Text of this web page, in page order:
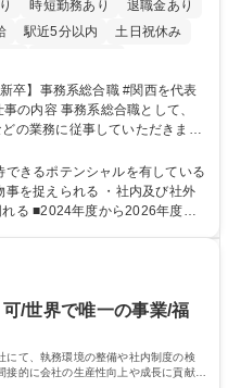
時短勤務あり
退職金あり
駅近5分以内
土日祝休み
の業務に従事していただきま
労業務 ■海外に関係する各種業
属
人の適性及び将来のキャリアを
【育成】OJTでの現場育成や研
きるポテンシャルを有している
を捉えられる ・社内及び社外
年度ま
化や気候変動による自然災害の
の重要性が高まっています。
社会の実現に貢献してまいりま
力： 資格：
/世界で唯一の事業/福
にて、執務環境の整備や社内制度の検
的に会社の生産性向上や成長に貢献し